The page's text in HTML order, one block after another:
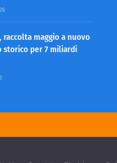
raccolta maggio a nuovo
storico per 7 miliardi